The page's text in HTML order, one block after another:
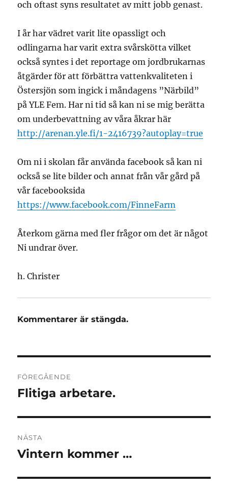
och oftast syns resultatet av mitt jobb genast.
I år har vädret varit lite opassligt och
odlingarna har varit extra svårskötta vilket
också syntes i det reportage om jordbrukarnas
åtgärder för att förbättra vattenkvaliteten i
Östersjön som ingick i måndagens ”Närbild”
på YLE Fem. Har ni tid så kan ni se mig berätta
om underbevattning av våra åkrar här
http://arenan.yle.fi/1-2416739?autoplay=true
Om ni i skolan får använda facebook så kan ni
också se lite bilder och annat från vår gård på
vår facebooksida
https://www.facebook.com/FinneFarm
Återkom gärna med fler frågor om det är något
Ni undrar över.
h. Christer
Kommentarer är stängda.
FÖREGÅENDE
Föregående
Flitiga arbetare.
NÄSTA
Nästa
Vintern kommer …